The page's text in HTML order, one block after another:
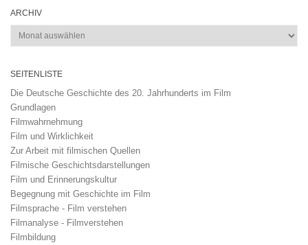
ARCHIV
Archiv
SEITENLISTE
Die Deutsche Geschichte des 20. Jahrhunderts im Film
Grundlagen
Filmwahrnehmung
Film und Wirklichkeit
Zur Arbeit mit filmischen Quellen
Filmische Geschichtsdarstellungen
Film und Erinnerungskultur
Begegnung mit Geschichte im Film
Filmsprache - Film verstehen
Filmanalyse - Filmverstehen
Filmbildung